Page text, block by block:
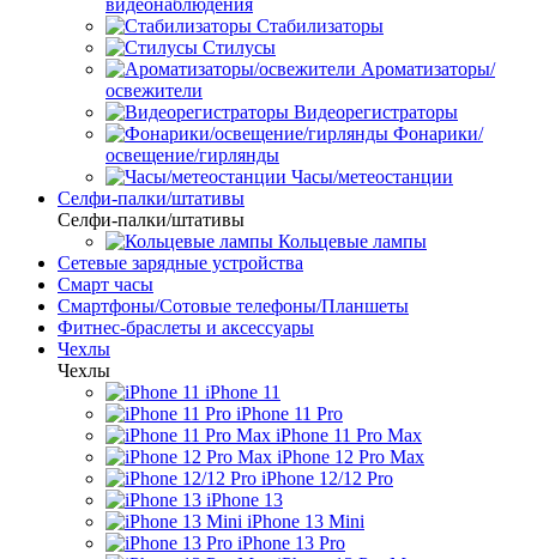
видеонаблюдения
Стабилизаторы
Стилусы
Ароматизаторы/
освежители
Видеорегистраторы
Фонарики/
освещение/гирлянды
Часы/метеостанции
Селфи-палки/штативы
Селфи-палки/штативы
Кольцевые лампы
Сетевые зарядные устройства
Смарт часы
Смартфоны/Сотовые телефоны/Планшеты
Фитнес-браслеты и аксессуары
Чехлы
Чехлы
iPhone 11
iPhone 11 Pro
iPhone 11 Pro Max
iPhone 12 Pro Max
iPhone 12/12 Pro
iPhone 13
iPhone 13 Mini
iPhone 13 Pro